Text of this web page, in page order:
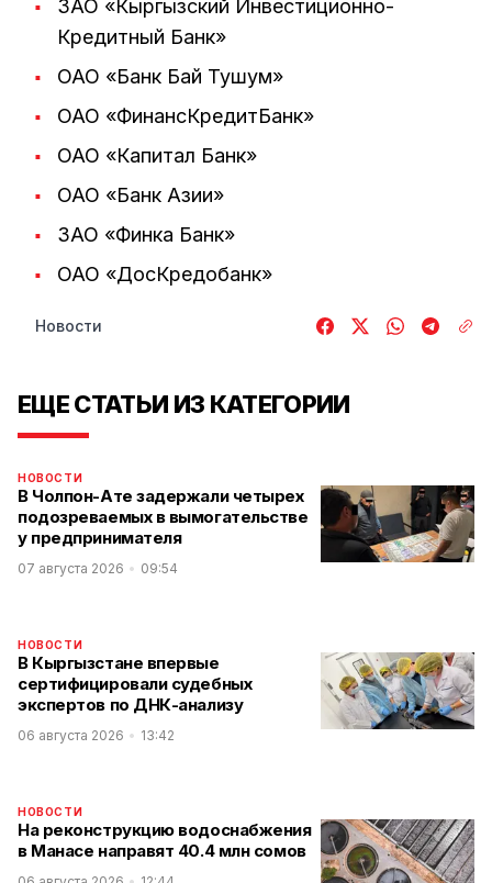
ЗАО «Кыргызский Инвестиционно-
Кредитный Банк»
ОАО «Банк Бай Тушум»
ОАО «ФинансКредитБанк»
ОАО «Капитал Банк»
ОАО «Банк Азии»
ЗАО «Финка Банк»
ОАО «ДосКредобанк»
Новости
ЕЩЕ СТАТЬИ ИЗ КАТЕГОРИИ
НОВОСТИ
В Чолпон-Ате задержали четырех
подозреваемых в вымогательстве
у предпринимателя
07 августа 2026 09:54
НОВОСТИ
В Кыргызстане впервые
сертифицировали судебных
экспертов по ДНК-анализу
06 августа 2026 13:42
НОВОСТИ
На реконструкцию водоснабжения
в Манасе направят 40.4 млн сомов